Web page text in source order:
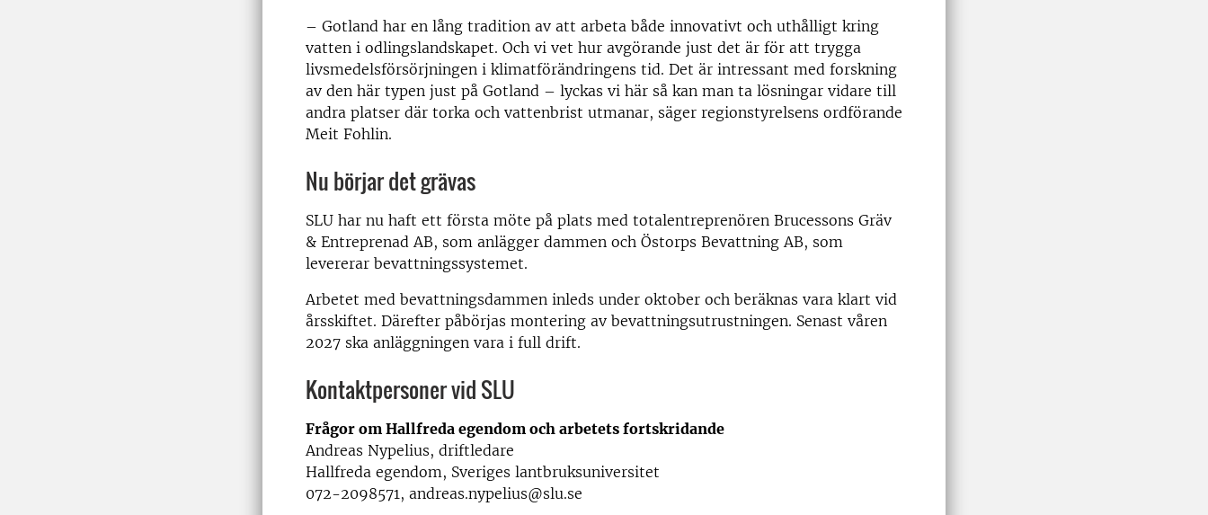
– Gotland har en lång tradition av att arbeta både innovativt och uthålligt kring
vatten i odlingslandskapet. Och vi vet hur avgörande just det är för att trygga
livsmedelsförsörjningen i klimatförändringens tid. Det är intressant med forskning
av den här typen just på Gotland – lyckas vi här så kan man ta lösningar vidare till
andra platser där torka och vattenbrist utmanar, säger regionstyrelsens ordförande
Meit Fohlin.
Nu börjar det grävas
SLU har nu haft ett första möte på plats med totalentreprenören Brucessons Gräv
& Entreprenad AB, som anlägger dammen och Östorps Bevattning AB, som
levererar bevattningssystemet.
Arbetet med bevattningsdammen inleds under oktober och beräknas vara klart vid
årsskiftet. Därefter påbörjas montering av bevattningsutrustningen. Senast våren
2027 ska anläggningen vara i full drift.
Kontaktpersoner vid SLU
Frågor om Hallfreda egendom och arbetets fortskridande
Andreas Nypelius, driftledare
Hallfreda egendom, Sveriges lantbruksuniversitet
072-2098571, andreas.nypelius@slu.se